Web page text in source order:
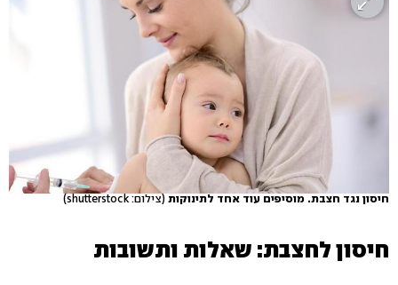
חיסון נגד חצבת. מוסיפים עוד אחד לתינוקות (צילום: shutterstock)
חיסון לחצבת: שאלות ותשובות